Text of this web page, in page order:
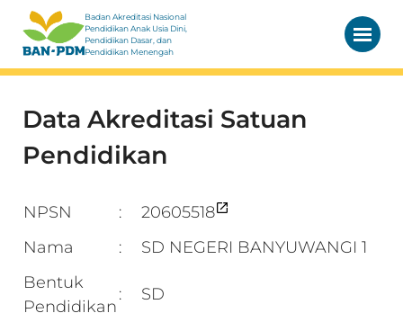
Badan Akreditasi Nasional
Pendidikan Anak Usia Dini,
Pendidikan Dasar, dan
Pendidikan Menengah
Data Akreditasi Satuan
Pendidikan
NPSN :
20605518
Nama
:
SD NEGERI BANYUWANGI 1
Bentuk
Pendidikan
: SD